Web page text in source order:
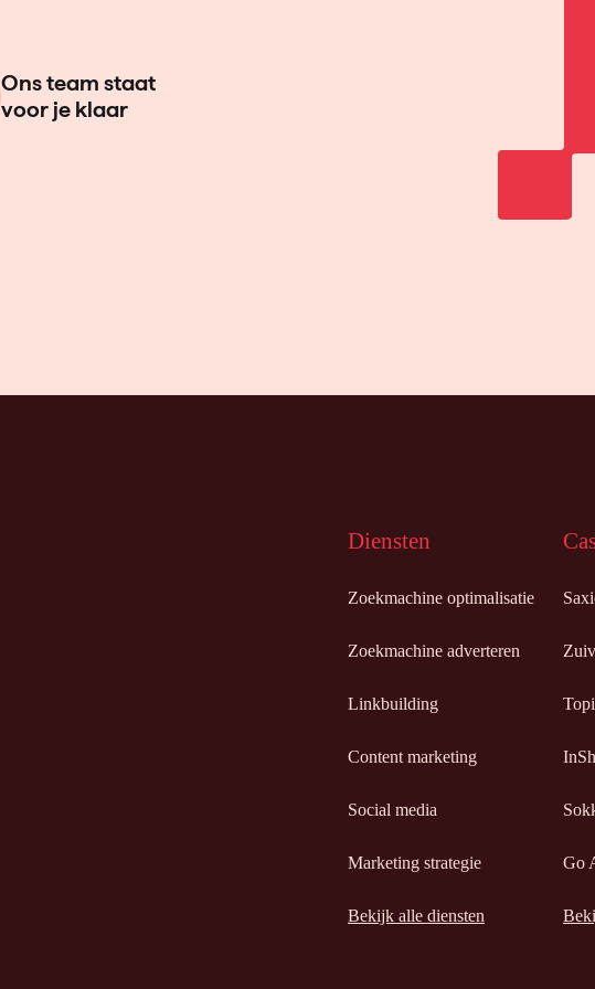
Ons team staat
voor je klaar
Diensten
Zoekmachine optimalisatie
Zoekmachine adverteren
Linkbuilding
Content marketing
Social media
Marketing strategie
Bekijk alle diensten
Go